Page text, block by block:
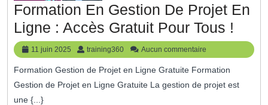
Formation En Gestion De Projet En
Ligne : Accès Gratuit Pour Tous !
En
De
11 juin 2025
11
juin
2025
training360 training360
Aucun commentaire
Formation Gestion de Projet en Ligne Gratuite Formation
Gestion de Projet en Ligne Gratuite La gestion de projet est
une {...}